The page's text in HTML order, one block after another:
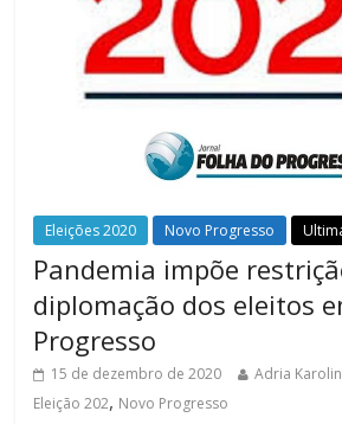
Eleições 2020 Novo Progresso
Pandemia impõe
diplomação dos eleitos
Progresso
15 de dezembro de 2020 Adria
Eleição 202, Novo Progresso